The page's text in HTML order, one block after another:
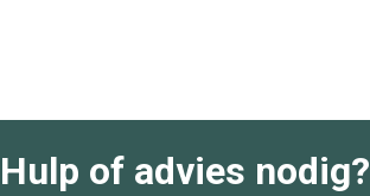
Hulp of advies nodig?